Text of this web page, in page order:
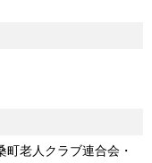
老人クラブ連合会・